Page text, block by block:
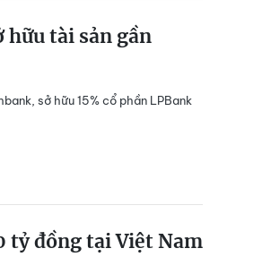
hữu tài sản gần
sở hữu 15% cổ phần LPBank
tỷ đồng tại Việt Nam